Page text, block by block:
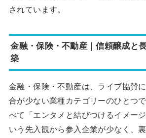
されています。
金融・保険・不動産｜信頼醸成と
築
金融・保険・不動産は、ライブ協賛
合が少ない業種カテゴリーのひとつ
べて「エンタメと結びつけるイメー
いう先入観から参入企業が少なく、